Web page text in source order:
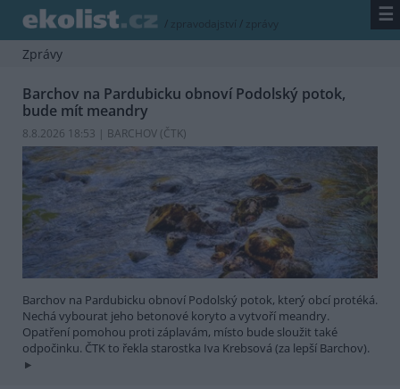
/ zpravodajství / zprávy ☰
Zprávy
Barchov na Pardubicku obnoví Podolský potok,
bude mít meandry
8.8.2026 18:53 | BARCHOV (ČTK)
Barchov na Pardubicku obnoví Podolský potok, který obcí protéká.
Nechá vybourat jeho betonové koryto a vytvoří meandry.
Opatření pomohou proti záplavám, místo bude sloužit také
odpočinku. ČTK to řekla starostka Iva Krebsová (za lepší Barchov).